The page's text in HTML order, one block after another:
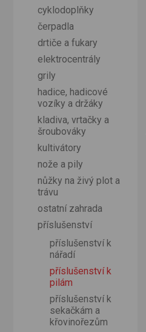
cyklodoplňky
čerpadla
drtiče a fukary
elektrocentrály
grily
hadice, hadicové
vozíky a držáky
kladiva, vrtačky a
šroubováky
kultivátory
nože a pily
nůžky na živý plot a
trávu
ostatní zahrada
příslušenství
příslušenství k
nářadí
příslušenství k
pilám
příslušenství k
sekačkám a
křovinořezům